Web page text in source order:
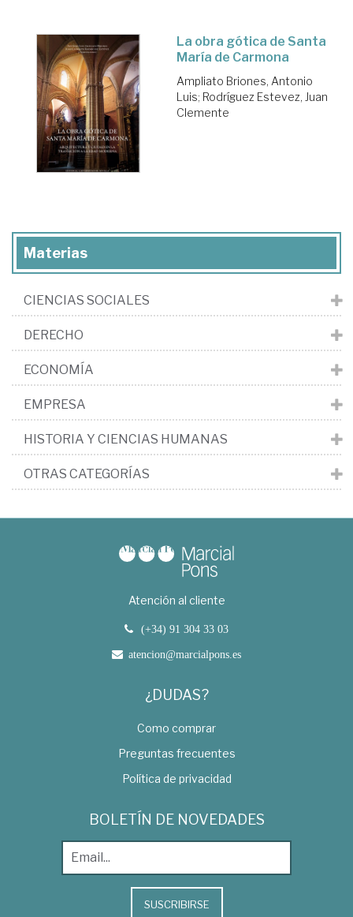
La obra gótica de Santa
María de Carmona
Ampliato Briones, Antonio
Luis; Rodríguez Estevez, Juan
Clemente
Materias
CIENCIAS SOCIALES
DERECHO
ECONOMÍA
EMPRESA
HISTORIA Y CIENCIAS HUMANAS
OTRAS CATEGORÍAS
Atención al cliente
(+34) 91 304 33 03
atencion@marcialpons.es
¿DUDAS?
Como comprar
Preguntas frecuentes
Política de privacidad
BOLETÍN DE NOVEDADES
SUSCRIBIRSE